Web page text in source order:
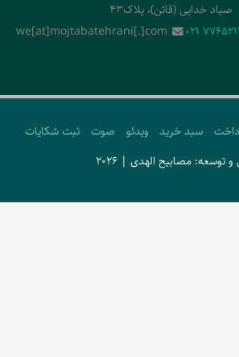
صیاد خدایی (قائن)، پلاک43
‭021
we[at]mojtabatehrani[.]com
سبد خرید ویدئو صوت
ثبت شکایات
توسعه: مصابیح الهدی | 2026